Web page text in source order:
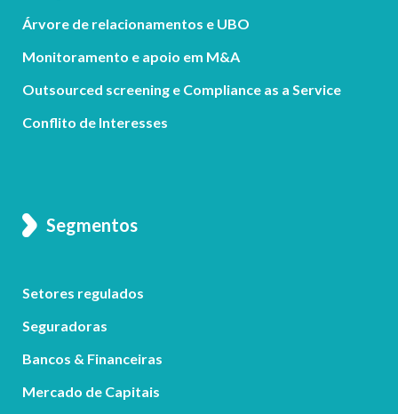
Árvore de relacionamentos e UBO
Monitoramento e apoio em M&A
Outsourced screening e Compliance as a Service
Conflito de Interesses
Segmentos
Setores regulados
Seguradoras
Bancos & Financeiras
Mercado de Capitais